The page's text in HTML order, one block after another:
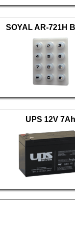
SOYAL AR-721H
UPS 12V 7Ah